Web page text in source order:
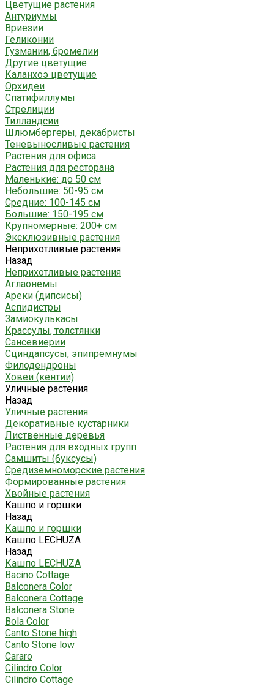
Цветущие растения
Антуриумы
Вриезии
Геликонии
Гузмании, бромелии
Другие цветущие
Каланхоэ цветущие
Орхидеи
Спатифиллумы
Стрелиции
Тилландсии
Шлюмбергеры, декабристы
Теневыносливые растения
Растения для офиса
Растения для ресторана
Маленькие: до 50 см
Небольшие: 50-95 см
Средние: 100-145 см
Большие: 150-195 см
Крупномерные: 200+ см
Эксклюзивные растения
Неприхотливые растения
Назад
Неприхотливые растения
Аглаонемы
Ареки (дипсисы)
Аспидистры
Замиокулькасы
Крассулы, толстянки
Сансевиерии
Сциндапсусы, эпипремнумы
Филодендроны
Ховеи (кентии)
Уличные растения
Назад
Уличные растения
Декоративные кустарники
Лиственные деревья
Растения для входных групп
Самшиты (буксусы)
Средиземноморские растения
Формированные растения
Хвойные растения
Кашпо и горшки
Назад
Кашпо и горшки
Кашпо LECHUZA
Назад
Кашпо LECHUZA
Bacino Cottage
Balconera Color
Balconera Cottage
Balconera Stone
Bola Color
Canto Stone high
Canto Stone low
Cararo
Cilindro Color
Cilindro Cottage